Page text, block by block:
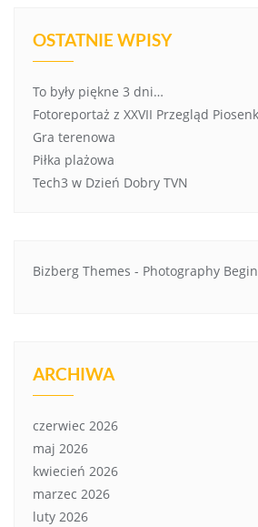
OSTATNIE WPISY
To były piękne 3 dni…
Fotoreportaż z XXVII Przegląd
Gra terenowa
Piłka plażowa
Tech3 w Dzień Dobry TVN
Bizberg Themes - Photography
ARCHIWA
czerwiec 2026
maj 2026
kwiecień 2026
marzec 2026
luty 2026